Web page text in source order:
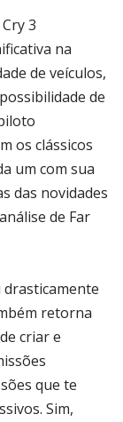
3
na
de veículos,
de
os clássicos
um com sua
das novidades
de Far
retorna
criar e
que te
Sim,